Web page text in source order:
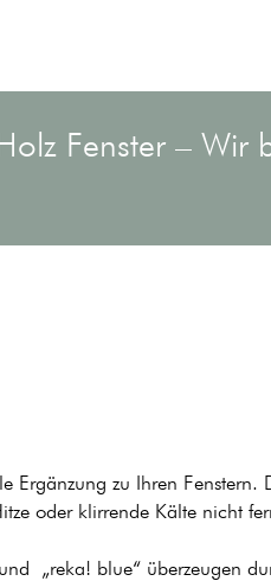
Fenster – Wir
Ergänzung zu Ihren
oder klirrende Kälte nicht
„reka! blue“ überzeugen